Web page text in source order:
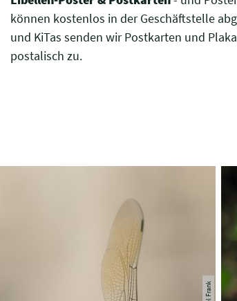
können kostenlos in der Geschäftstelle
und KiTas senden wir Postkarten und
postalisch zu.